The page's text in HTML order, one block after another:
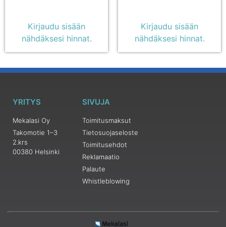
Kirjaudu sisään
nähdäksesi hinnat.
Kirjaudu sisään
nähdäksesi hinnat.
YRITYS
Mekalasi Oy
Takomotie 1–3
2.krs
00380 Helsinki
SIVUJA
Toimitusmaksut
Tietosuojaseloste
Toimitusehdot
Reklamaatio
Palaute
Whistleblowing